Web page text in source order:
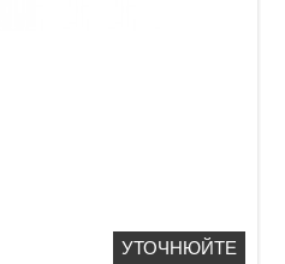
УТОЧНЮЙТЕ